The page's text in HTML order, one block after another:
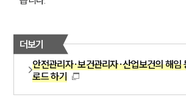
더보기
안전관리자·보건관리자·산업보건의 해임
로드 하기